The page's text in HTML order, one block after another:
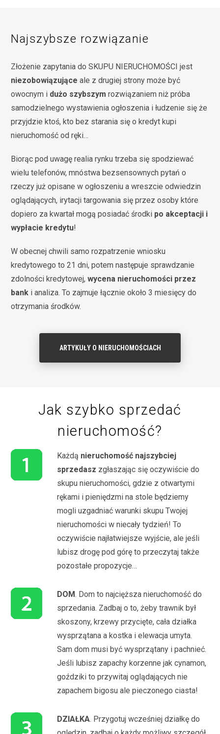
Najszybsze rozwiązanie
Złożenie zapytania do SKUPU NIERUCHOMOŚCI jest
niezobowiązujące ale z drugiej strony może być
owocnym i dużo szybszym rozwiązaniem niż próba
samodzielnego wystawienia ogłoszenia i łudzenie się że
przyjdzie ktoś, kto bez starania się o kredyt kupi
nieruchomość od ręki…
Biorąc pod uwagę realia rynku trzeba się spodziewać
wielu telefonów, mnóstwa bezsensownych pytań o
rzeczy już opisane w ogłoszeniu a wreszcie odwiedzin
oglądających, irytacji targowania się przez osoby które
dopiero za kwartał mogą posiadać środki po akceptacji i
wypłacie kredytu!
W obecnej chwili samo rozpatrzenie wniosku
kredytowego to 21 dni, potem następuje sprawdzanie
zdolności kredytowej,wycena nieruchomości przez
bank i analiza. To zajmuje łącznie około 3 miesięcy do
otrzymania środków.
ARTYKUŁY O NIERUCHOMOŚCIACH
Jak szybko sprzedać
nieruchomość?
Każdą nieruchomość najszybciej
sprzedasz zgłaszając się oczywiście do
skupu nieruchomości, gdzie z otwartymi
rękami i pieniędzmi na stole będziemy
mogli uzgadniać warunki skupu Twojej
nieruchomości w niecały tydzień! To
oczywiście najłatwiejsze wyjście, ale jeśli
lubisz drogę pod górę to przeczytaj także
pozostałe propozycje…
DOM. Dom to najcięższa nieruchomość do
sprzedania. Zadbaj o to, żeby trawnik był
skoszony, krzewy przycięte, cała działka
wysprzątana a kostka i elewacja umyta.
Sam dom musi być wysprzątany i pachnieć.
Jeśli lubisz zapachy korzenne jak cynamon,
goździki to przywitaj oglądających nie
zapachem bigosu ale pieczonego ciasta!
DZIAŁKA. Przygotuj wcześniej działkę do